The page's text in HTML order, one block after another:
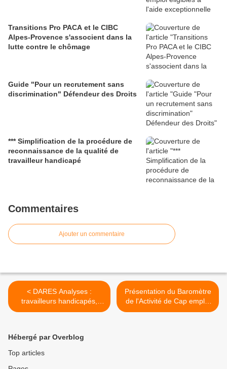
Transitions Pro PACA et le CIBC
Alpes-Provence s'associent dans la
lutte contre le chômage
Guide "Pour un recrutement sans
discrimination" Défendeur des Droits
*** Simplification de la procédure de
reconnaissance de la qualité de
travailleur handicapé
Commentaires
Ajouter un commentaire
< DARES Analyses :
travailleurs handicapés,
quel accès à l'emploi en
Présentation du Baromètre
de l'Activité de Cap emploi
par Cheops (Sénat 17 mai
Hébergé par Overblog
Top articles